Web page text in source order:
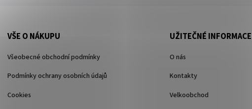
VŠE O NÁKUPU
Všeobecné obchodní podmínky
Podmínky ochrany osobních údajů
Cookies
UŽITEČNÉ INFORMACE
O nás
Kontakty
Velkoobchod